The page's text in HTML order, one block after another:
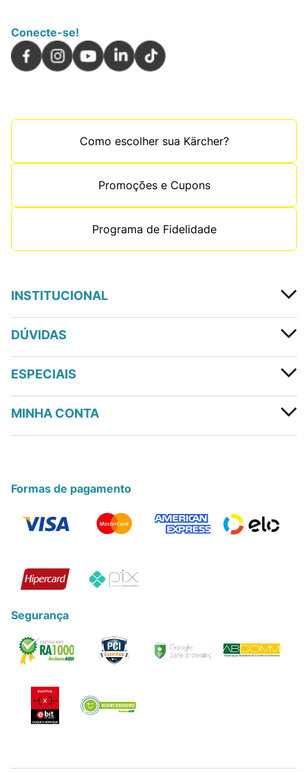
Conecte-se!
Como escolher sua Kärcher?
Promoções e Cupons
Programa de Fidelidade
INSTITUCIONAL
DÚVIDAS
ESPECIAIS
MINHA CONTA
Formas de pagamento
Segurança